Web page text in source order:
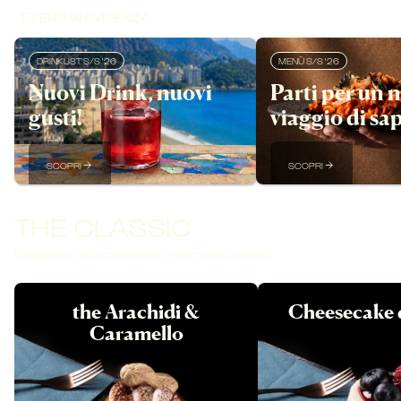
EVENTI IN EVIDENZA
DRINKLIST S/S '26
Nuovi Drink, nuovi
gusti!
SCOPRI
MENÙ S/S '26
Parti per un
viaggio di
SCOPRI
THE CLASSIC
the Arachidi &
Caramello
Cheesecake